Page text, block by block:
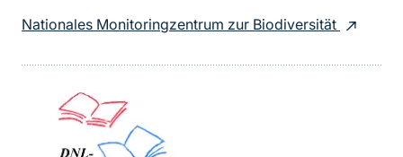
Nationales Monitoringzentrum zur Biodiversität